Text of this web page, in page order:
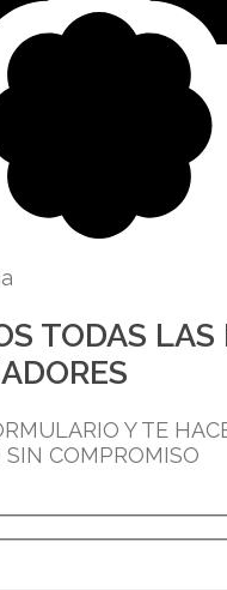
TODAS LAS
Y TE
SIN COMPROMISO